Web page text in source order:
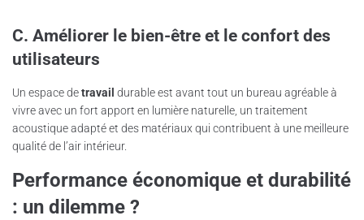
C. Améliorer le bien-être et le confort des
utilisateurs
Un espace detravail durable est avant tout un bureau agréable à
vivre avec un fort apport en lumière naturelle, un traitement
acoustique adapté et des matériaux qui contribuent à une meilleure
qualité de l’air intérieur.
Performance économique et durabilité
: un dilemme ?